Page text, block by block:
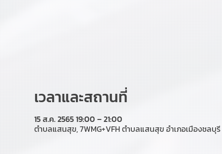
เวลาและสถานที่
15 ส.ค. 2565 19:00 – 21:00
ตำบลแสนสุข, 7WMG+VFH ตำบลแสนสุข อำเภอเมืองชลบุ